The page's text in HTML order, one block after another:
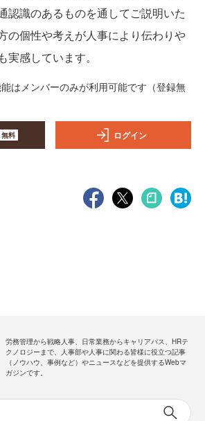
認識のあるものを通してご説明いた
の個性や考えが人事により伝わりや
感しています。
はメンバーのみが利用可能です（登録無
無料 ログイン
労務管理から戦略人事、日常業務からキャリアパス、HRテ
クノロジーまで、人事部や人事に関わる皆様に役立つ記事
（ノウハウ、事例など）やニュースなどを提供するWebマ
ガジンです。